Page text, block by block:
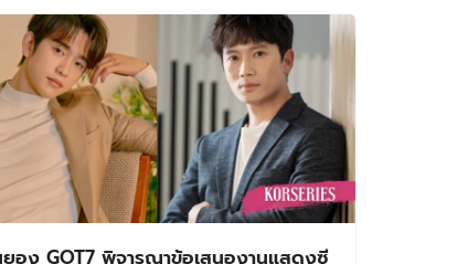
อง GOT7 พิจารณาข้อเสนองานแสดงซี